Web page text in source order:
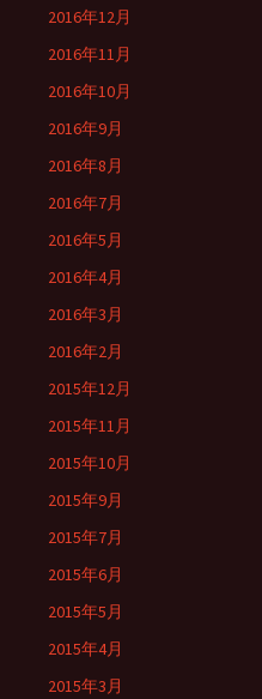
2016年12月
2016年11月
2016年10月
2016年9月
2016年8月
2016年7月
2016年5月
2016年4月
2016年3月
2016年2月
2015年12月
2015年11月
2015年10月
2015年9月
2015年7月
2015年6月
2015年5月
2015年4月
2015年3月